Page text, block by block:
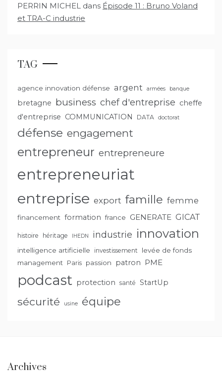
PERRIN MICHEL dans Épisode 11 : Bruno Voland
et TRA-C industrie
TAG
agence innovation défense argent armées banque
bretagne business chef d'entreprise cheffe
d'entreprise COMMUNICATION DATA doctorat
défense engagement
entrepreneur entrepreneure
entrepreneuriat
entreprise export famille femme
financement formation france GENERATE GICAT
histoire héritage IHEDN industrie innovation
intelligence artificielle investissement
levée de fonds
management
Paris passion patron PME
podcast protection santé StartUp
sécurité usine équipe
Archives